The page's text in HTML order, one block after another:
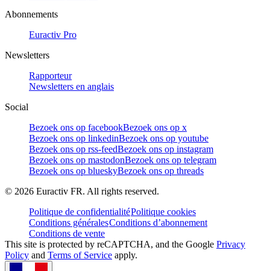
Abonnements
Euractiv Pro
Newsletters
Rapporteur
Newsletters en anglais
Social
Bezoek ons op facebookBezoek ons op x
Bezoek ons op linkedinBezoek ons op youtube
Bezoek ons op rss-feedBezoek ons op instagram
Bezoek ons op mastodonBezoek ons op telegram
Bezoek ons op blueskyBezoek ons op threads
© 2026 Euractiv FR. All rights reserved.
Politique de confidentialitéPolitique cookies
Conditions généralesConditions d’abonnement
Conditions de vente
This site is protected by reCAPTCHA, and the Google Privacy
Policy and Terms of Service apply.